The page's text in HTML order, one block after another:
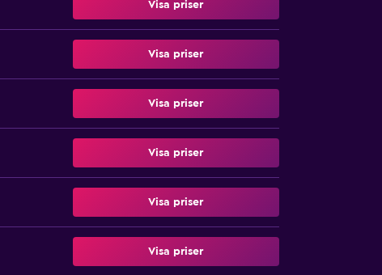
Visa priser
Visa priser
Visa priser
Visa priser
Visa priser
Visa priser